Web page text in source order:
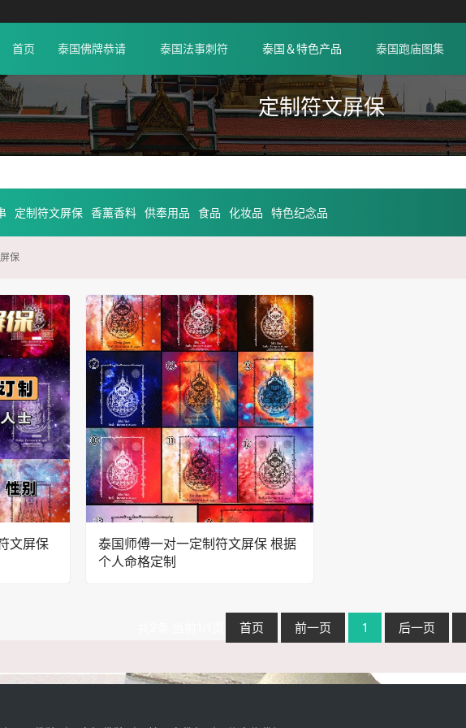
首页 泰国佛牌恭请 泰国法事刺符 泰国＆特色产品 泰国跑庙图集
定制符文屏保
定制符文屏保 香薰香料 供奉用品 食品 化妆品 特色纪念品
保
文屏保
泰国师傅一对一定制符文屏保 根据
个人命格定制
首页 前一页 1 后一页